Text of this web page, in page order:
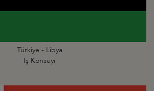
Türkiye - Libya
İş Konseyi